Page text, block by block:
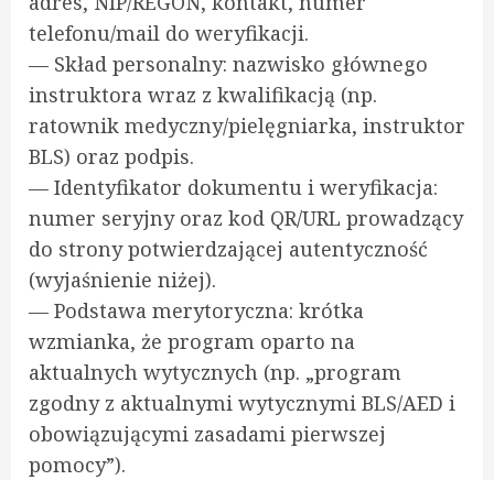
telefonu/mail do weryfikacji.
— Skład personalny: nazwisko głównego
instruktora wraz z kwalifikacją (np.
ratownik medyczny/pielęgniarka, instruktor
BLS) oraz podpis.
— Identyfikator dokumentu i weryfikacja:
numer seryjny oraz kod QR/URL prowadzący
do strony potwierdzającej autentyczność
(wyjaśnienie niżej).
— Podstawa merytoryczna: krótka
wzmianka, że program oparto na
aktualnych wytycznych (np. „program
zgodny z aktualnymi wytycznymi BLS/AED i
obowiązującymi zasadami pierwszej
pomocy”).